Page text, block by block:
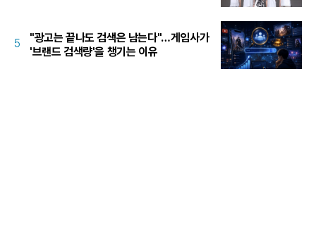
5
"광고는 끝나도 검색은 남는다"…게임사가
'브랜드 검색량'을 챙기는 이유